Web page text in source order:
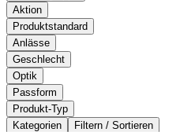
Aktion
Produktstandard
Anlässe
Geschlecht
Optik
Passform
Produkt-Typ
Kategorien
Filtern / Sortieren